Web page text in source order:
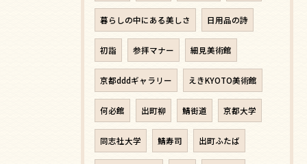
暮らしの中にある美しさ 日用品の詩
初詣 参拝マナー 細見美術館
京都dddギャラリー えきKYOTO美術館
何必館 出町柳 鯖街道 京都大学
同志社大学 鯖寿司 出町ふたば